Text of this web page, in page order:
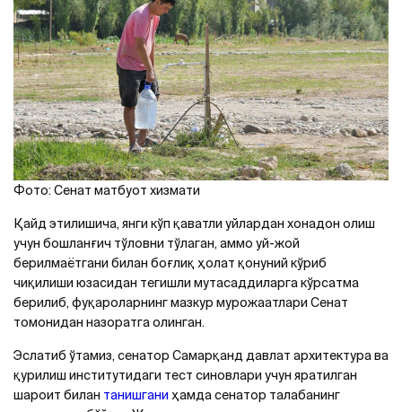
Фото: Сенат матбуот хизмати
Қайд этилишича, янги кўп қаватли уйлардан хонадон олиш
учун бошланғич тўловни тўлаган, аммо уй-жой
берилмаётгани билан боғлиқ ҳолат қонуний кўриб
чиқилиши юзасидан тегишли мутасаддиларга кўрсатма
берилиб, фуқароларнинг мазкур мурожаатлари Сенат
томонидан назоратга олинган.
Эслатиб ўтамиз, сенатор Самарқанд давлат архитектура ва
қурилиш институтидаги тест синовлари учун яратилган
шароит билан танишгани ҳамда сенатор талабанинг